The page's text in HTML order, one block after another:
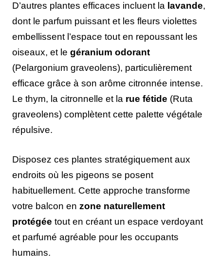
D’autres plantes efficaces incluent la lavande,
dont le parfum puissant et les fleurs violettes
embellissent l’espace tout en repoussant les
oiseaux, et le géranium odorant
(Pelargonium graveolens), particulièrement
efficace grâce à son arôme citronnée intense.
Le thym, la citronnelle et la rue fétide (Ruta
graveolens) complètent cette palette végétale
répulsive.
Disposez ces plantes stratégiquement aux
endroits où les pigeons se posent
habituellement. Cette approche transforme
votre balcon en zone naturellement
protégée tout en créant un espace verdoyant
et parfumé agréable pour les occupants
humains.